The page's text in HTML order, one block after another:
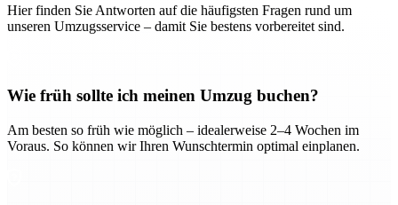
Hier finden Sie Antworten auf die häufigsten Fragen rund um
unseren Umzugsservice – damit Sie bestens vorbereitet sind.
Wie früh sollte ich meinen Umzug buchen?
Am besten so früh wie möglich – idealerweise 2–4 Wochen im
Voraus. So können wir Ihren Wunschtermin optimal einplanen.